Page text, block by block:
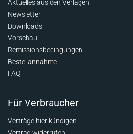
Aktuelles aus den Verlagen
Newsletter
Downloads
Vorschau
Remissionsbedingungen
Bestellannahme
FAQ
Für Verbraucher
Verträge hier kündigen